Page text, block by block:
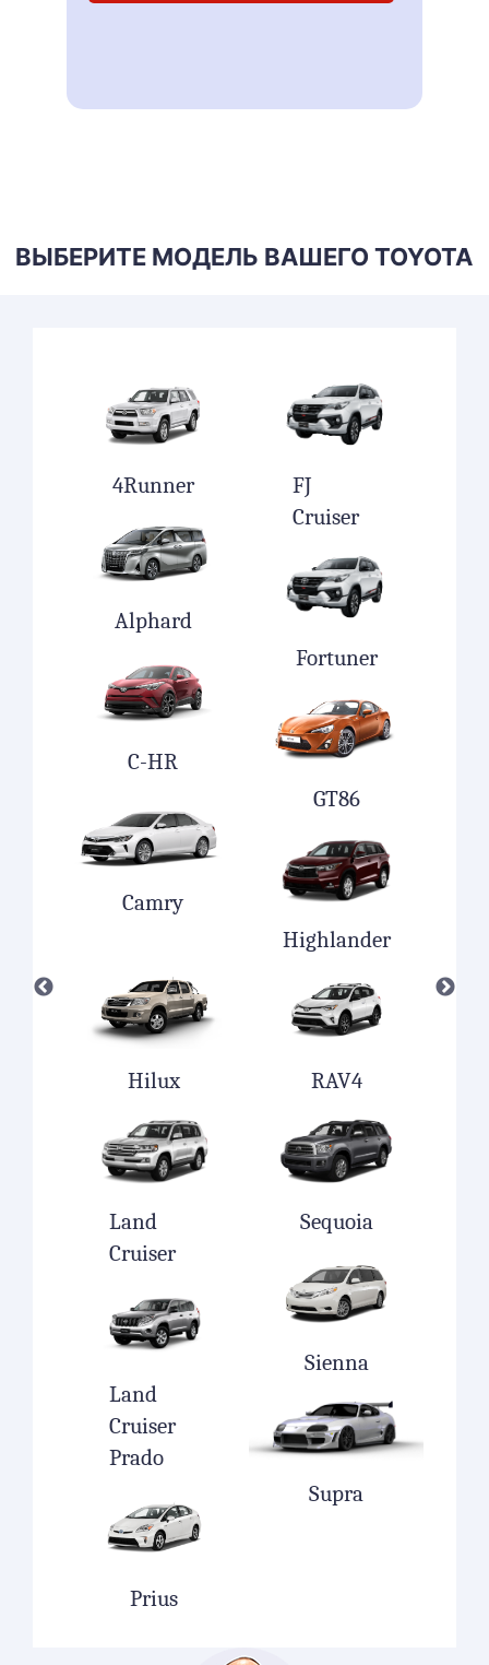
ВЫБЕРИТЕ МОДЕЛЬ ВАШЕГО TOYOTA
4Runner
Alphard
C-HR
Camry
FJ
Cruiser
Fortuner
GT86
Highlander
Hilux
Land
Cruiser
Land
Cruiser
Prado
Prius
RAV4
Sequoia
Sienna
Supra